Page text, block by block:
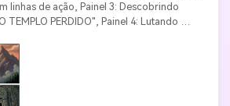
linhas de ação, Painel 3: Descobrindo
PERDIDO", Painel 4: Lutando
brilhando. Estilo aventura épica,